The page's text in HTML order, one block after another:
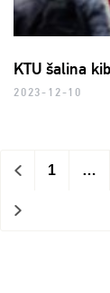
KTU šalina
2023-12-10
< 1 …
>